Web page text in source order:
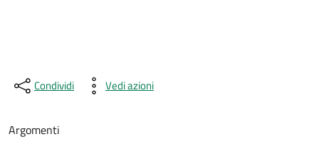
Condividi Vedi azioni
Argomenti